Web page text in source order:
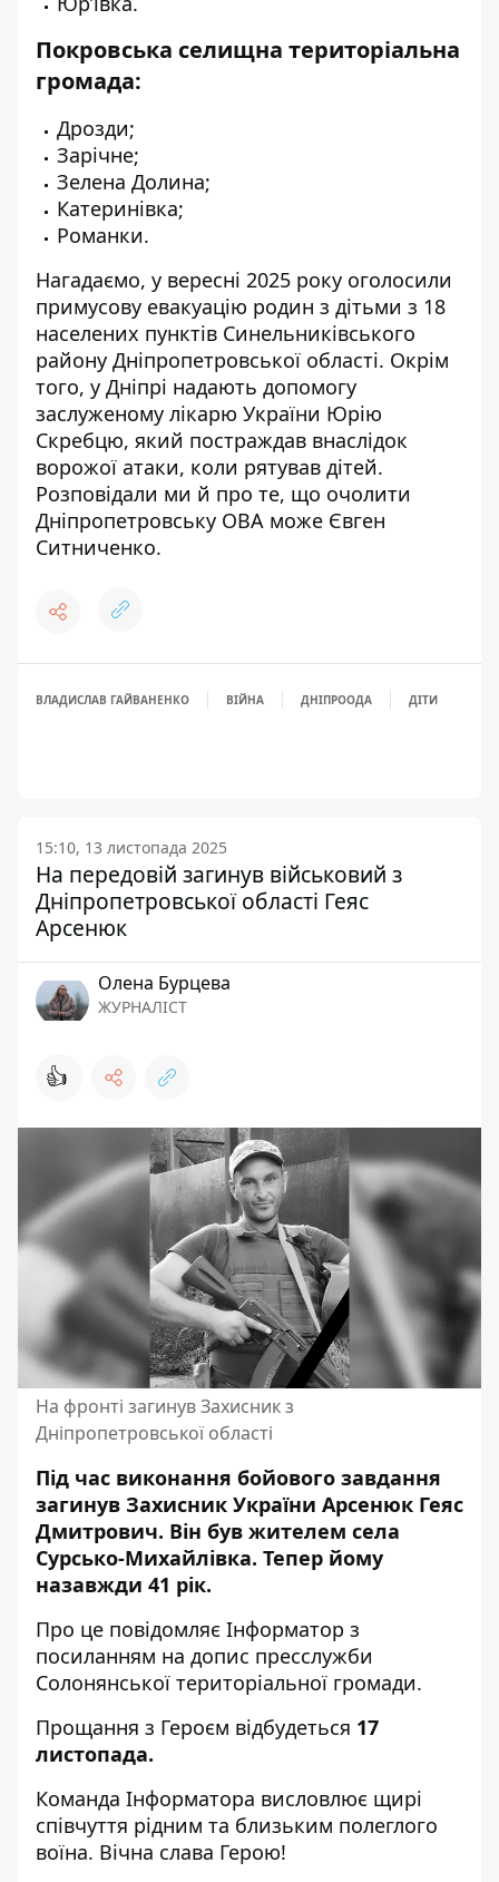
Покровська селищна територіальна
громада:
Дрозди;
Зарічне;
Зелена Долина;
Катеринівка;
Романки.
Нагадаємо, у вересні 2025 року оголосили
примусову евакуацію родин з дітьми з 18
населених пунктів Синельниківського
району Дніпропетровської області. Окрім
того, у Дніпрі надають допомогу
заслуженому лікарю України Юрію
Скребцю, який постраждав внаслідок
ворожої атаки, коли рятував дітей.
Розповідали ми й про те, що очолити
Дніпропетровську ОВА може Євген
Ситниченко.
ВЛАДИСЛАВ ГАЙВАНЕНКО ВІЙНА ДНІПРООДА ДІТИ
15:10, 13 листопада 2025
На передовій загинув військовий з
Дніпропетровської області Геяс
Арсенюк
Олена Бурцева
ЖУРНАЛІСТ
👍
На фронті загинув Захисник з
Дніпропетровської області
Під час виконання бойового завдання
загинув Захисник України Арсенюк Геяс
Дмитрович. Він був жителем села
Сурсько-Михайлівка. Тепер йому
назавжди 41 рік.
Про це повідомляє Інформатор з
посиланням на допис пресслужби
Солонянської територіальної громади.
Прощання з Героєм відбудеться 17
листопада.
Команда Інформатора висловлює щирі
співчуття рідним та близьким полеглого
воїна. Вічна слава Герою!